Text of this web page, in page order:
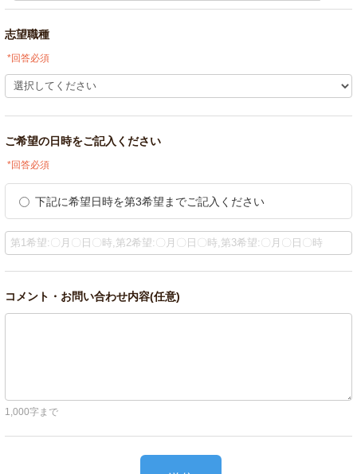
志望職種
*回答必須
ご希望の日時をご記入ください
*回答必須
下記に希望日時を第3希望までご記入ください
コメント・お問い合わせ内容(任意)
1,000字まで